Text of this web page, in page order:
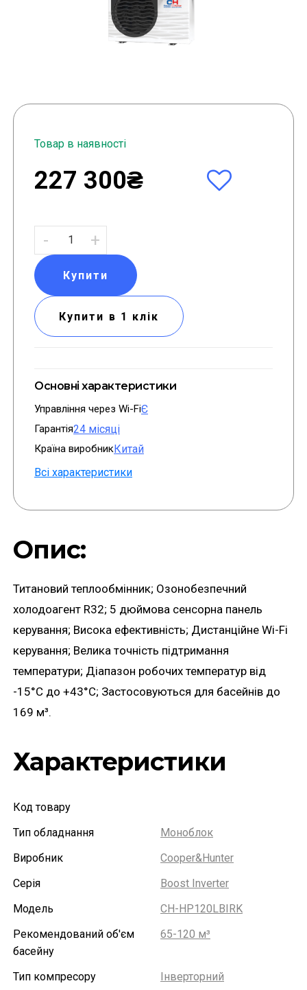
Товар в наявності
227 300₴
- +
Купити
Купити в 1 клік
Основні характеристики
Управління через Wi-FiЄ
Гарантія24 місяці
Країна виробникКитай
Всі характеристики
Опис:
Титановий теплообмінник; Озонобезпечний
холодоагент R32; 5 дюймова сенсорна панель
керування; Висока ефективність; Дистанційне Wi-Fi
керування; Велика точність підтримання
температури; Діапазон робочих температур від
-15°C до +43°C; Застосовуються для басейнів до
169 м³.
Характеристики
Код товару
Тип обладнання
Моноблок
Виробник
Cooper&Hunter
Серія
Boost Inverter
Модель
CH-HP120LBIRK
Рекомендований об'єм
басейну
65-120 м³
Тип компресору Інверторний